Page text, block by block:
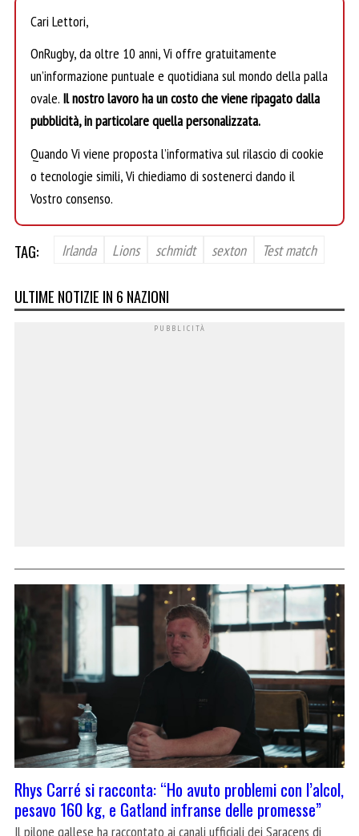
Cari Lettori,
OnRugby, da oltre 10 anni, Vi offre gratuitamente
un’informazione puntuale e quotidiana sul mondo della palla
ovale. Il nostro lavoro ha un costo che viene ripagato dalla
pubblicità, in particolare quella personalizzata.
Quando Vi viene proposta l’informativa sul rilascio di cookie
o tecnologie simili, Vi chiediamo di sostenerci dando il
Vostro consenso.
TAG: Irlanda Lions schmidt sexton Test match
ULTIME NOTIZIE IN 6 NAZIONI
Rhys Carré si racconta: “Ho avuto problemi con l’alcol,
pesavo 160 kg, e Gatland infranse delle promesse”
Il pilone gallese ha raccontato ai canali ufficiali dei Saracens di